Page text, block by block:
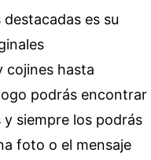
es su
cojines hasta
podrás encontrar
siempre los podrás
foto o el mensaje